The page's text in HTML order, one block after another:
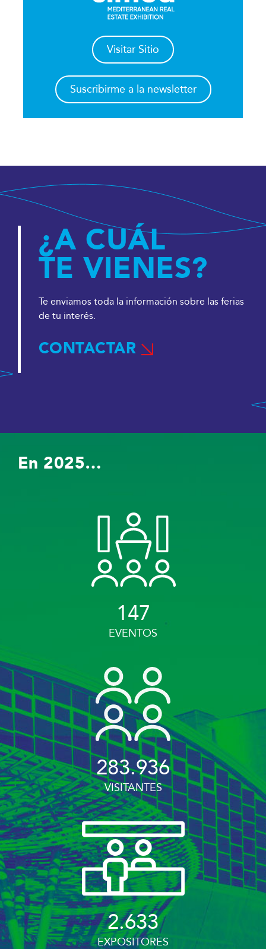
Visitar Sitio
Suscribirme a la newsletter
¿A CUÁL
TE VIENES?
Te enviamos toda la información sobre las ferias
de tu interés.
CONTACTAR
En 2025…
147
EVENTOS
283.936
VISITANTES
2.633
EXPOSITORES